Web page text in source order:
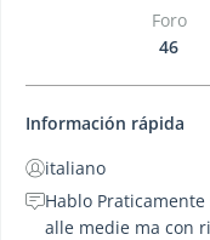
Foro
46
Información rápida
italiano
Hablo
alle medie ma con